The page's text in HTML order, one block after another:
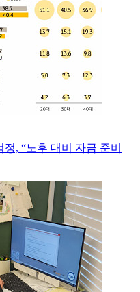
정, “노후 대비 자금 준비